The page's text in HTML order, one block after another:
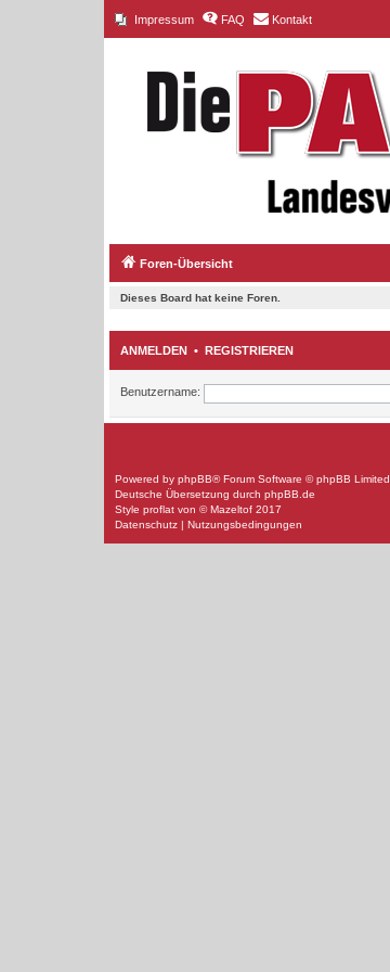
Impressum FAQ Kontakt
Foren-Übersicht
Dieses Board hat keine Foren.
ANMELDEN • REGISTRIEREN
Benutzername:
Powered by phpBB® Forum Software © phpBB Limited
Deutsche Übersetzung durch phpBB.de
Style proflat von ©Mazeltof 2017
Datenschutz | Nutzungsbedingungen